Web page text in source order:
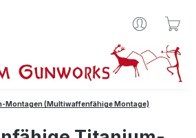
Montagen (Multiwaffenfähige Montage)